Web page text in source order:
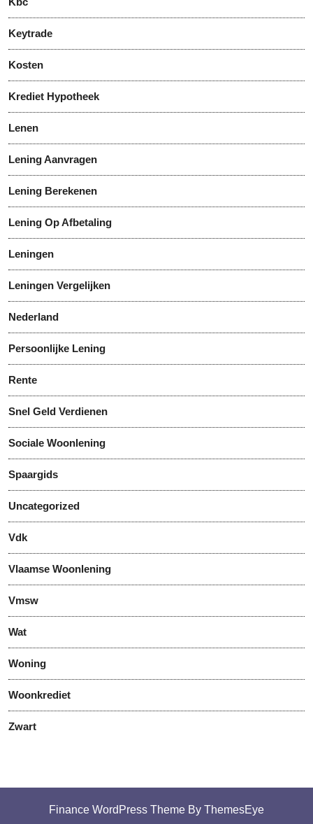
Keytrade
Kosten
Krediet Hypotheek
Lenen
Lening Aanvragen
Lening Berekenen
Lening Op Afbetaling
Leningen
Leningen Vergelijken
Nederland
Persoonlijke Lening
Rente
Snel Geld Verdienen
Sociale Woonlening
Spaargids
Uncategorized
Vdk
Vlaamse Woonlening
Vmsw
Wat
Woning
Woonkrediet
Zwart
Finance WordPress Theme By ThemesEye